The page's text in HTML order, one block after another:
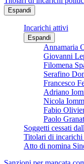
Espandi
Incarichi attivi
Espandi
Annamaria
Giovanni
Filomena
Serafino
Francesco
Adriano
Nicola
Fabio
Paolo
Soggetti cessati
Titolari di
Atto di nomina